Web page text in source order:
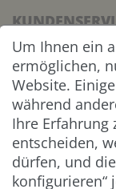
NEWSLETTER
Um Ihnen ein
ermöglichen,
Website.
während
Ihre Erfahrung
entscheiden,
dürfen, und
konfigurieren“